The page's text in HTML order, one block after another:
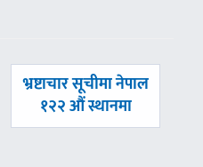
अघिल्लाे
भ्रष्टाचार सूचीमा नेपाल
१२२ औं स्थानमा